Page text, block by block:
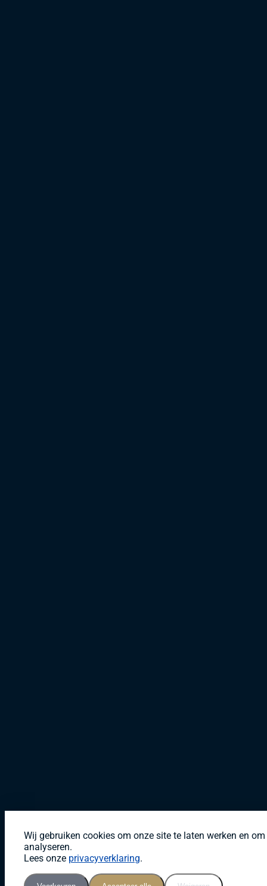
Wij gebruiken cookies om onze site te laten werken en
analyseren.
Lees onze privacyverklaring.